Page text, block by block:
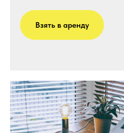
Взять в аренду